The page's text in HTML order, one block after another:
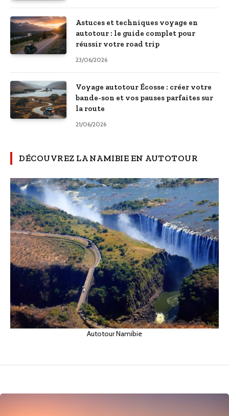
Astuces et techniques voyage en
autotour : le guide complet pour
réussir votre road trip
23/06/2026
Voyage autotour Écosse : créer votre
bande-son et vos pauses parfaites sur
la route
21/06/2026
DÉCOUVREZ LA NAMIBIE EN AUTOTOUR
Autotour Namibie